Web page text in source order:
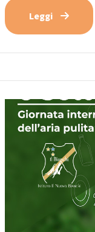
Leggi